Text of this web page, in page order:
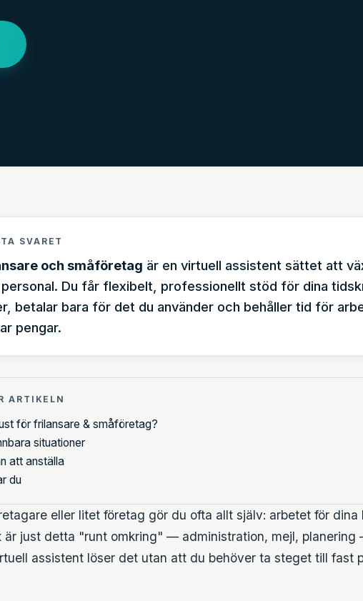
SVARET
och småföretag är en virtuell assistent sättet att
personal. Du får flexibelt, professionellt stöd för dina
betalar bara för det du använder och behåller tid för
pengar.
ARTIKELN
för frilansare & småföretag?
situationer
att anställa
du
eller litet företag gör du ofta allt själv: arbetet för
är just detta "runt omkring" — administration, mejl,
assistent löser det utan att du behöver ta steget till fast